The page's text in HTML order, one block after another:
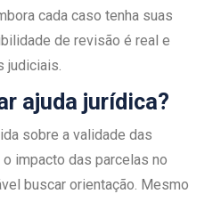
cada caso tenha suas
de revisão é real e
judiciais.
ajuda jurídica?
sobre a validade das
impacto das parcelas no
buscar orientação. Mesmo